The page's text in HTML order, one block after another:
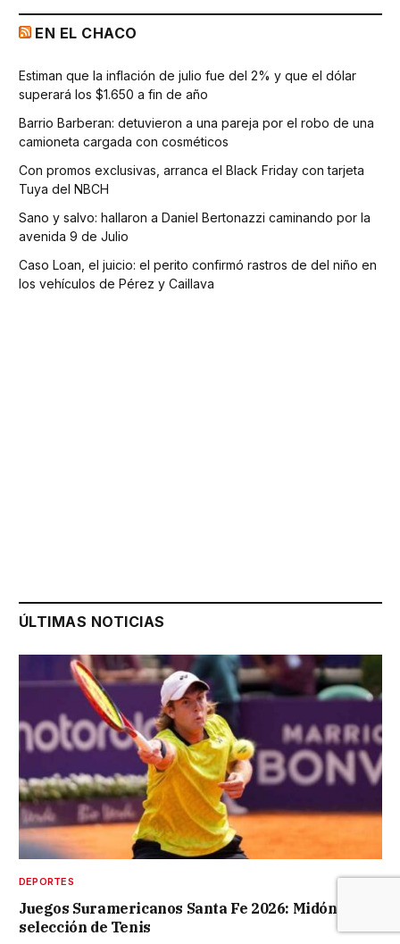
EN EL CHACO
Estiman que la inflación de julio fue del 2% y que el dólar
superará los $1.650 a fin de año
Barrio Barberan: detuvieron a una pareja por el robo de una
camioneta cargada con cosméticos
Con promos exclusivas, arranca el Black Friday con tarjeta
Tuya del NBCH
Sano y salvo: hallaron a Daniel Bertonazzi caminando por la
avenida 9 de Julio
Caso Loan, el juicio: el perito confirmó rastros de del niño en
los vehículos de Pérez y Caillava
ÚLTIMAS NOTICIAS
DEPORTES
Juegos Suramericanos Santa Fe 2026: Midón en la
selección de Tenis